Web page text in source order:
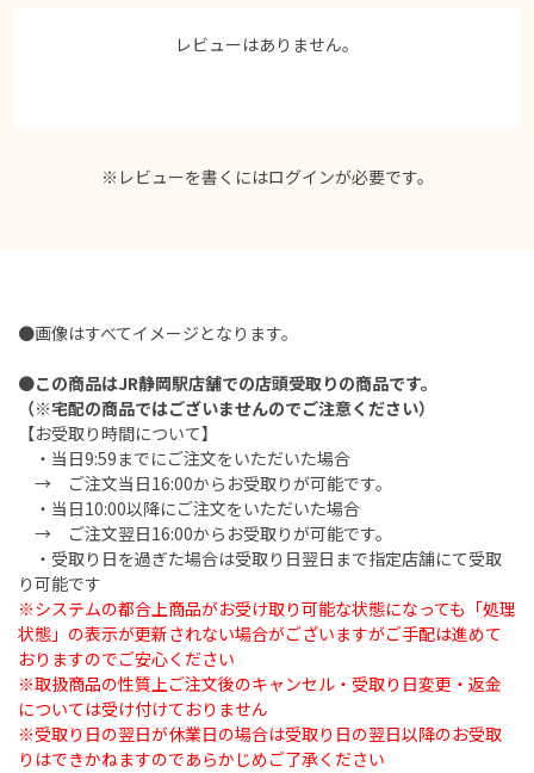
レビューはありません。
※レビューを書くにはログインが必要です。
●画像はすべてイメージとなります。
●この商品はJR静岡駅店舗での店頭受取りの商品です。
（※宅配の商品ではございませんのでご注意ください）
【お受取り時間について】
・当日9:59までにご注文をいただいた場合
→ ご注文当日16:00からお受取りが可能です。
・当日10:00以降にご注文をいただいた場合
→ ご注文翌日16:00からお受取りが可能です。
・受取り日を過ぎた場合は受取り日翌日まで指定店舗にて受取
り可能です
※システムの都合上商品がお受け取り可能な状態になっても「処理
状態」の表示が更新されない場合がございますがご手配は進めて
おりますのでご安心ください
※取扱商品の性質上ご注文後のキャンセル・受取り日変更・返金
については受け付けておりません
※受取り日の翌日が休業日の場合は受取り日の翌日以降のお受取
りはできかねますのであらかじめご了承ください